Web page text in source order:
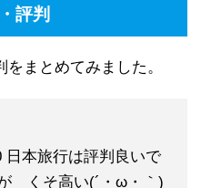
評判
まとめてみました。
本旅行は評判良いで
くそ高い(´・ω・｀)